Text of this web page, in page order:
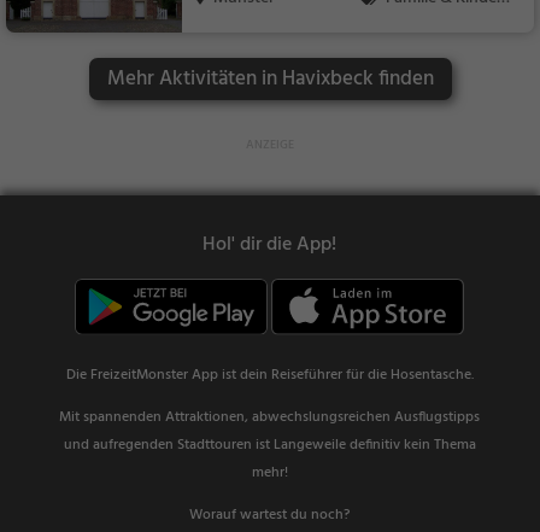
enswürdigkeit
Mehr Aktivitäten in Havixbeck finden
Hol' dir die App!
Die FreizeitMonster App ist dein Reiseführer für die Hosentasche.
Mit spannenden Attraktionen, abwechslungsreichen Ausflugstipps
und aufregenden Stadttouren ist Langeweile definitiv kein Thema
mehr!
Worauf wartest du noch?